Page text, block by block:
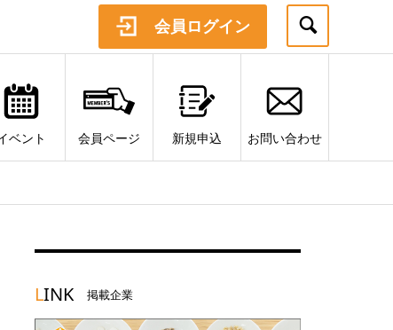
会員ログイン
ベント 会員ページ 新規申込 お問い合わせ
LINK 掲載企業